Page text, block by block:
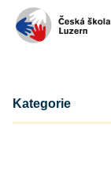
Kategorie